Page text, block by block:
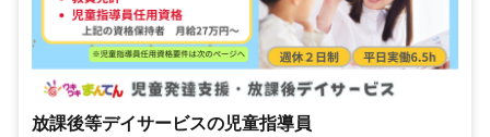
放課後等デイサービスの児童指導員